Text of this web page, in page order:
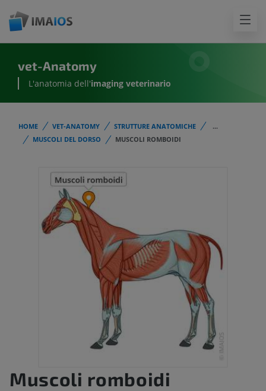
vet-Anatomy
L'anatomia dell'imaging veterinario
HOME VET-ANATOMY STRUTTURE ANATOMICHE
...
MUSCOLI DEL DORSO
MUSCOLI ROMBOIDI
Muscoli romboidi